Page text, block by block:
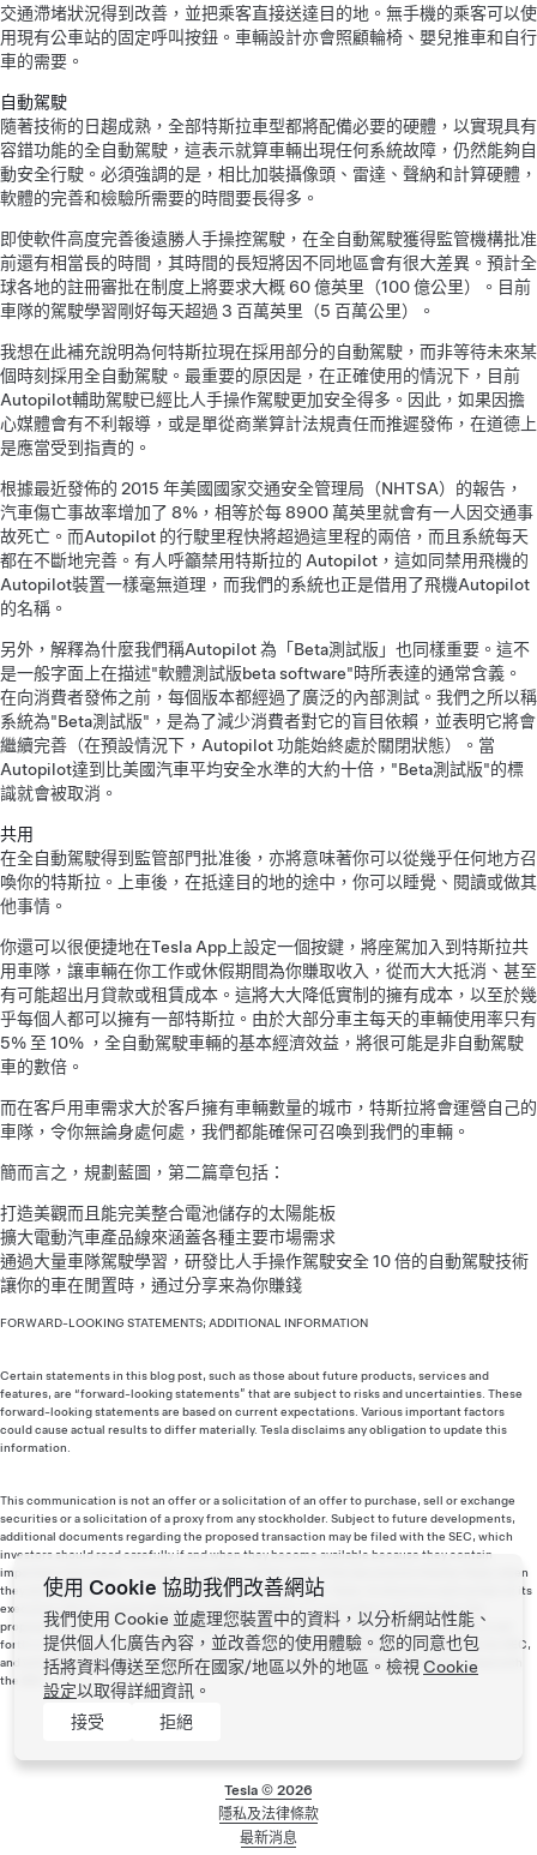
交通滯堵狀況得到改善，並把乘客直接送達目的地。無手機的乘客可以使
用現有公車站的固定呼叫按鈕。車輛設計亦會照顧輪椅、嬰兒推車和自行
車的需要。
自動駕駛
隨著技術的日趨成熟，全部特斯拉車型都將配備必要的硬體，以實現具有
容錯功能的全自動駕駛，這表示就算車輛出現任何系統故障，仍然能夠自
動安全行駛。必須強調的是，相比加裝攝像頭、雷達、聲納和計算硬體，
軟體的完善和檢驗所需要的時間要長得多。
即使軟件高度完善後遠勝人手操控駕駛，在全自動駕駛獲得監管機構批准
前還有相當長的時間，其時間的長短將因不同地區會有很大差異。預計全
球各地的註冊審批在制度上將要求大概 60 億英里（100 億公里）。目前
車隊的駕駛學習剛好每天超過 3 百萬英里（5 百萬公里）。
我想在此補充說明為何特斯拉現在採用部分的自動駕駛，而非等待未來某
個時刻採用全自動駕駛。最重要的原因是，在正確使用的情況下，目前
Autopilot輔助駕駛已經比人手操作駕駛更加安全得多。因此，如果因擔
心媒體會有不利報導，或是單從商業算計法規責任而推遲發佈，在道德上
是應當受到指責的。
根據最近發佈的 2015 年美國國家交通安全管理局（NHTSA）的報告，
汽車傷亡事故率增加了 8%，相等於每 8900 萬英里就會有一人因交通事
故死亡。而Autopilot 的行駛里程快將超過這里程的兩倍，而且系統每天
都在不斷地完善。有人呼籲禁用特斯拉的 Autopilot，這如同禁用飛機的
Autopilot裝置一樣毫無道理，而我們的系統也正是借用了飛機Autopilot
的名稱。
另外，解釋為什麼我們稱Autopilot 為「Beta測試版」也同樣重要。這不
是一般字面上在描述"軟體測試版beta software"時所表達的通常含義。
在向消費者發佈之前，每個版本都經過了廣泛的內部測試。我們之所以稱
系統為"Beta測試版"，是為了減少消費者對它的盲目依賴，並表明它將會
繼續完善（在預設情況下，Autopilot 功能始終處於關閉狀態）。當
Autopilot達到比美國汽車平均安全水準的大約十倍，"Beta測試版"的標
識就會被取消。
共用
在全自動駕駛得到監管部門批准後，亦將意味著你可以從幾乎任何地方召
喚你的特斯拉。上車後，在抵達目的地的途中，你可以睡覺、閱讀或做其
他事情。
你還可以很便捷地在Tesla App上設定一個按鍵，將座駕加入到特斯拉共
用車隊，讓車輛在你工作或休假期間為你賺取收入，從而大大抵消、甚至
有可能超出月貸款或租賃成本。這將大大降低實制的擁有成本，以至於幾
乎每個人都可以擁有一部特斯拉。由於大部分車主每天的車輛使用率只有
5% 至 10% ，全自動駕駛車輛的基本經濟效益，將很可能是非自動駕駛
車的數倍。
而在客戶用車需求大於客戶擁有車輛數量的城市，特斯拉將會運營自己的
車隊，令你無論身處何處，我們都能確保可召喚到我們的車輛。
簡而言之，規劃藍圖，第二篇章包括：
打造美觀而且能完美整合電池儲存的太陽能板
擴大電動汽車產品線來涵蓋各種主要市場需求
通過大量車隊駕駛學習，研發比人手操作駕駛安全 10 倍的自動駕駛技術
讓你的車在閒置時，通过分享来為你賺錢
FORWARD-LOOKING STATEMENTS; ADDITIONAL INFORMATION
Certain statements in this blog post, such as those about future products, services and
features, are “forward-looking statements” that are subject to risks and uncertainties. These
forward-looking statements are based on current expectations. Various important factors
could cause actual results to differ materially. Tesla disclaims any obligation to update this
information.
This communication is not an offer or a solicitation of an offer to purchase, sell or exchange
securities or a solicitation of a proxy from any stockholder. Subject to future developments,
additional documents regarding the proposed transaction may be filed with the SEC, which
investors should read carefully if and when they become available because they contain
important information. Investors may obtain a free copy of the documents filed by Tesla, when
they are available, from the SEC’s website at www.sec.gov . Tesla, its directors and certain of its
executive officers may be deemed to be participants in a solicitation of proxies for the
proposed transaction. Information about the directors and executive officers of Tesla is set
forth in its proxy statement for the 2016 annual meeting of stockholders, as filed with the SEC,
and will be included in the relevant documents regarding the proposed transaction filed with
the SEC.
頁尾功能表
Tesla © 2026
隱私及法律條款
最新消息
使用 Cookie 協助我們改善網站
我們使用 Cookie 並處理您裝置中的資料，以分析網站性能、
提供個人化廣告內容，並改善您的使用體驗。您的同意也包
括將資料傳送至您所在國家/地區以外的地區。檢視 Cookie
設定以取得詳細資訊。
接受
拒絕